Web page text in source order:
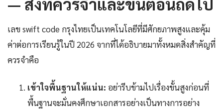
เลข swift code กรุงไทยเป็นเทคโนโลยีที่มีศักยภาพสูงและคุ้ม
ค่าต่อการเรียนรู้ในปี 2026 จากที่ได้อธิบายมาทั้งหมดสิ่งสำคัญที่
ควรจำคือ
เข้าใจพื้นฐานให้แน่น: อย่ารีบข้ามไปเรื่องขั้นสูงก่อนที่
พื้นฐานจะมั่นคงศึกษาเอกสารอย่างเป็นทางการอย่าง